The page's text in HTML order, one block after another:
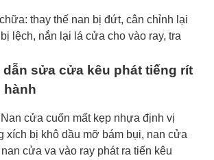
thay thế nan bị đứt, cân chỉnh lại
lệch, nắn lại lá cửa cho vào ray, tra
sửa cửa kêu phát tiếng rít
hành
cửa cuốn mất kẹp nhựa định vị
xích bị khô dầu mỡ bám bụi, nan cửa
cửa va vào ray phát ra tiến kêu